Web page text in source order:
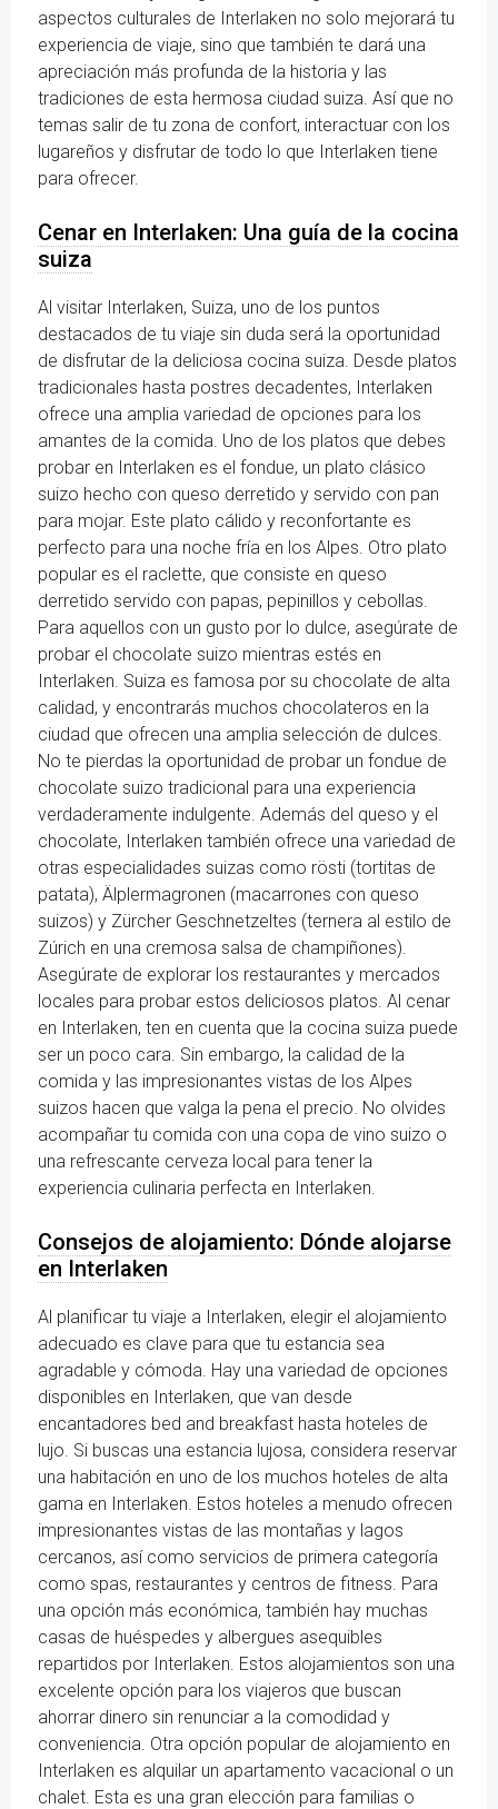
aspectos culturales de Interlaken no solo mejorará tu
experiencia de viaje, sino que también te dará una
apreciación más profunda de la historia y las
tradiciones de esta hermosa ciudad suiza. Así que no
temas salir de tu zona de confort, interactuar con los
lugareños y disfrutar de todo lo que Interlaken tiene
para ofrecer.
Cenar en Interlaken: Una guía de la cocina
suiza
Al visitar Interlaken, Suiza, uno de los puntos
destacados de tu viaje sin duda será la oportunidad
de disfrutar de la deliciosa cocina suiza. Desde platos
tradicionales hasta postres decadentes, Interlaken
ofrece una amplia variedad de opciones para los
amantes de la comida. Uno de los platos que debes
probar en Interlaken es el fondue, un plato clásico
suizo hecho con queso derretido y servido con pan
para mojar. Este plato cálido y reconfortante es
perfecto para una noche fría en los Alpes. Otro plato
popular es el raclette, que consiste en queso
derretido servido con papas, pepinillos y cebollas.
Para aquellos con un gusto por lo dulce, asegúrate de
probar el chocolate suizo mientras estés en
Interlaken. Suiza es famosa por su chocolate de alta
calidad, y encontrarás muchos chocolateros en la
ciudad que ofrecen una amplia selección de dulces.
No te pierdas la oportunidad de probar un fondue de
chocolate suizo tradicional para una experiencia
verdaderamente indulgente. Además del queso y el
chocolate, Interlaken también ofrece una variedad de
otras especialidades suizas como rösti (tortitas de
patata), Älplermagronen (macarrones con queso
suizos) y Zürcher Geschnetzeltes (ternera al estilo de
Zúrich en una cremosa salsa de champiñones).
Asegúrate de explorar los restaurantes y mercados
locales para probar estos deliciosos platos. Al cenar
en Interlaken, ten en cuenta que la cocina suiza puede
ser un poco cara. Sin embargo, la calidad de la
comida y las impresionantes vistas de los Alpes
suizos hacen que valga la pena el precio. No olvides
acompañar tu comida con una copa de vino suizo o
una refrescante cerveza local para tener la
experiencia culinaria perfecta en Interlaken.
Consejos de alojamiento: Dónde alojarse
en Interlaken
Al planificar tu viaje a Interlaken, elegir el alojamiento
adecuado es clave para que tu estancia sea
agradable y cómoda. Hay una variedad de opciones
disponibles en Interlaken, que van desde
encantadores bed and breakfast hasta hoteles de
lujo. Si buscas una estancia lujosa, considera reservar
una habitación en uno de los muchos hoteles de alta
gama en Interlaken. Estos hoteles a menudo ofrecen
impresionantes vistas de las montañas y lagos
cercanos, así como servicios de primera categoría
como spas, restaurantes y centros de fitness. Para
una opción más económica, también hay muchas
casas de huéspedes y albergues asequibles
repartidos por Interlaken. Estos alojamientos son una
excelente opción para los viajeros que buscan
ahorrar dinero sin renunciar a la comodidad y
conveniencia. Otra opción popular de alojamiento en
Interlaken es alquilar un apartamento vacacional o un
chalet. Esta es una gran elección para familias o